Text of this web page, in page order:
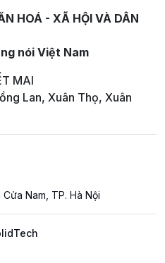
HOÁ - XÃ HỘI VÀ DÂN
nói Việt Nam
MAI
Lan, Xuân Thọ, Xuân
Nam, TP. Hà Nội